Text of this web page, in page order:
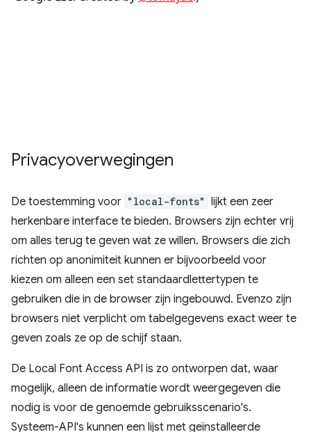
Privacyoverwegingen
De toestemming voor "local-fonts" lijkt een zeer
herkenbare interface te bieden. Browsers zijn echter vrij
om alles terug te geven wat ze willen. Browsers die zich
richten op anonimiteit kunnen er bijvoorbeeld voor
kiezen om alleen een set standaardlettertypen te
gebruiken die in de browser zijn ingebouwd. Evenzo zijn
browsers niet verplicht om tabelgegevens exact weer te
geven zoals ze op de schijf staan.
De Local Font Access API is zo ontworpen dat, waar
mogelijk, alleen de informatie wordt weergegeven die
nodig is voor de genoemde gebruiksscenario's.
Systeem-API's kunnen een lijst met geïnstalleerde